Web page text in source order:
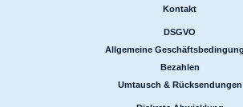
Kontakt
DSGVO
Allgemeine
Bezahlen
Umtausch & Rücksendungen